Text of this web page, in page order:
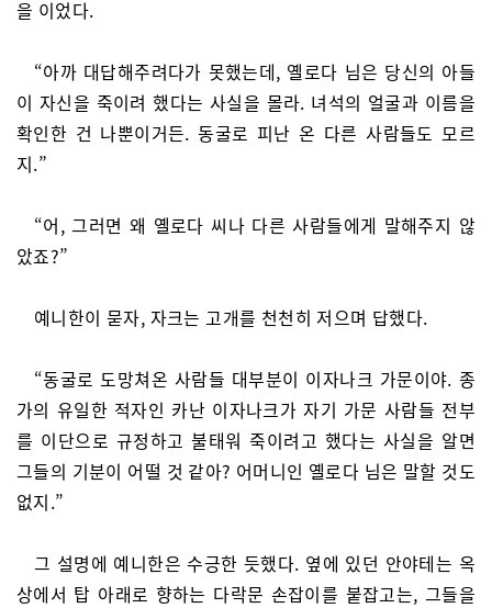
을 이었다.
“아까 대답해주려다가 못했는데, 옐로다 님은 당신의 아들
이 자신을 죽이려 했다는 사실을 몰라. 녀석의 얼굴과 이름을
확인한 건 나뿐이거든. 동굴로 피난 온 다른 사람들도 모르
지.”
“어, 그러면 왜 옐로다 씨나 다른 사람들에게 말해주지 않
았죠?”
예니한이 묻자, 자크는 고개를 천천히 저으며 답했다.
“동굴로 도망쳐온 사람들 대부분이 이자나크 가문이야. 종
가의 유일한 적자인 카난 이자나크가 자기 가문 사람들 전부
를 이단으로 규정하고 불태워 죽이려고 했다는 사실을 알면
그들의 기분이 어떨 것 같아? 어머니인 옐로다 님은 말할 것도
없지.”
그 설명에 예니한은 수긍한 듯했다. 옆에 있던 안야테는 옥
상에서 탑 아래로 향하는 다락문 손잡이를 붙잡고는, 그들을